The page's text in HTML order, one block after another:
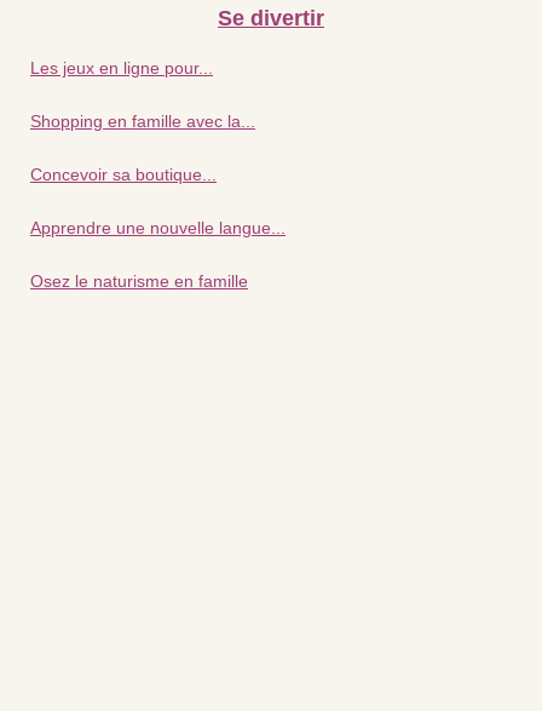
Se divertir
Les jeux en ligne pour...
Shopping en famille avec la...
Concevoir sa boutique...
Apprendre une nouvelle langue...
Osez le naturisme en famille